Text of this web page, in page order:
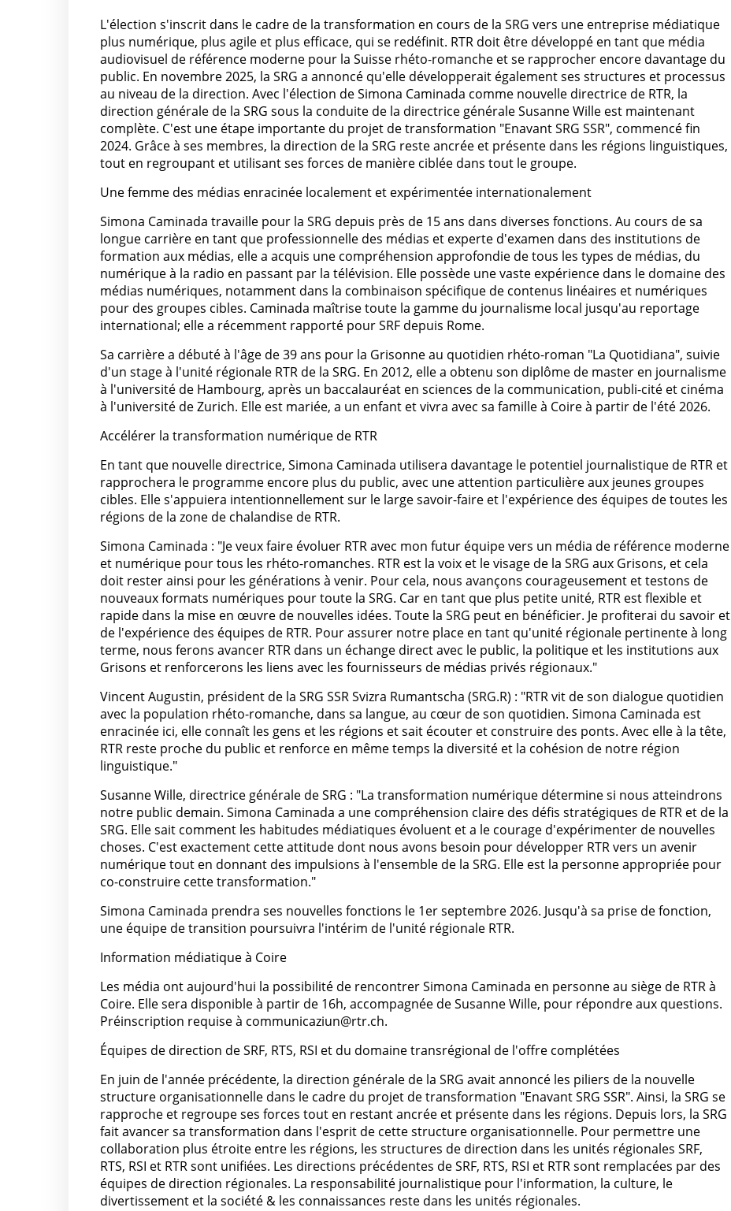
L'élection s'inscrit dans le cadre de la transformation en cours de la SRG vers une entreprise médiatique
plus numérique, plus agile et plus efficace, qui se redéfinit. RTR doit être développé en tant que média
audiovisuel de référence moderne pour la Suisse rhéto-romanche et se rapprocher encore davantage du
public. En novembre 2025, la SRG a annoncé qu'elle développerait également ses structures et processus
au niveau de la direction. Avec l'élection de Simona Caminada comme nouvelle directrice de RTR, la
direction générale de la SRG sous la conduite de la directrice générale Susanne Wille est maintenant
complète. C'est une étape importante du projet de transformation "Enavant SRG SSR", commencé fin
2024. Grâce à ses membres, la direction de la SRG reste ancrée et présente dans les régions linguistiques,
tout en regroupant et utilisant ses forces de manière ciblée dans tout le groupe.
Une femme des médias enracinée localement et expérimentée internationalement
Simona Caminada travaille pour la SRG depuis près de 15 ans dans diverses fonctions. Au cours de sa
longue carrière en tant que professionnelle des médias et experte d'examen dans des institutions de
formation aux médias, elle a acquis une compréhension approfondie de tous les types de médias, du
numérique à la radio en passant par la télévision. Elle possède une vaste expérience dans le domaine des
médias numériques, notamment dans la combinaison spécifique de contenus linéaires et numériques
pour des groupes cibles. Caminada maîtrise toute la gamme du journalisme local jusqu'au reportage
international; elle a récemment rapporté pour SRF depuis Rome.
Sa carrière a débuté à l'âge de 39 ans pour la Grisonne au quotidien rhéto-roman "La Quotidiana", suivie
d'un stage à l'unité régionale RTR de la SRG. En 2012, elle a obtenu son diplôme de master en journalisme
à l'université de Hambourg, après un baccalauréat en sciences de la communication, publi-cité et cinéma
à l'université de Zurich. Elle est mariée, a un enfant et vivra avec sa famille à Coire à partir de l'été 2026.
Accélérer la transformation numérique de RTR
En tant que nouvelle directrice, Simona Caminada utilisera davantage le potentiel journalistique de RTR et
rapprochera le programme encore plus du public, avec une attention particulière aux jeunes groupes
cibles. Elle s'appuiera intentionnellement sur le large savoir-faire et l'expérience des équipes de toutes les
régions de la zone de chalandise de RTR.
Simona Caminada : "Je veux faire évoluer RTR avec mon futur équipe vers un média de référence moderne
et numérique pour tous les rhéto-romanches. RTR est la voix et le visage de la SRG aux Grisons, et cela
doit rester ainsi pour les générations à venir. Pour cela, nous avançons courageusement et testons de
nouveaux formats numériques pour toute la SRG. Car en tant que plus petite unité, RTR est flexible et
rapide dans la mise en œuvre de nouvelles idées. Toute la SRG peut en bénéficier. Je profiterai du savoir et
de l'expérience des équipes de RTR. Pour assurer notre place en tant qu'unité régionale pertinente à long
terme, nous ferons avancer RTR dans un échange direct avec le public, la politique et les institutions aux
Grisons et renforcerons les liens avec les fournisseurs de médias privés régionaux."
Vincent Augustin, président de la SRG SSR Svizra Rumantscha (SRG.R) : "RTR vit de son dialogue quotidien
avec la population rhéto-romanche, dans sa langue, au cœur de son quotidien. Simona Caminada est
enracinée ici, elle connaît les gens et les régions et sait écouter et construire des ponts. Avec elle à la tête,
RTR reste proche du public et renforce en même temps la diversité et la cohésion de notre région
linguistique."
Susanne Wille, directrice générale de SRG : "La transformation numérique détermine si nous atteindrons
notre public demain. Simona Caminada a une compréhension claire des défis stratégiques de RTR et de la
SRG. Elle sait comment les habitudes médiatiques évoluent et a le courage d'expérimenter de nouvelles
choses. C'est exactement cette attitude dont nous avons besoin pour développer RTR vers un avenir
numérique tout en donnant des impulsions à l'ensemble de la SRG. Elle est la personne appropriée pour
co-construire cette transformation."
Simona Caminada prendra ses nouvelles fonctions le 1er septembre 2026. Jusqu'à sa prise de fonction,
une équipe de transition poursuivra l'intérim de l'unité régionale RTR.
Information médiatique à Coire
Les média ont aujourd'hui la possibilité de rencontrer Simona Caminada en personne au siège de RTR à
Coire. Elle sera disponible à partir de 16h, accompagnée de Susanne Wille, pour répondre aux questions.
Préinscription requise à communicaziun@rtr.ch.
Équipes de direction de SRF, RTS, RSI et du domaine transrégional de l'offre complétées
En juin de l'année précédente, la direction générale de la SRG avait annoncé les piliers de la nouvelle
structure organisationnelle dans le cadre du projet de transformation "Enavant SRG SSR". Ainsi, la SRG se
rapproche et regroupe ses forces tout en restant ancrée et présente dans les régions. Depuis lors, la SRG
fait avancer sa transformation dans l'esprit de cette structure organisationnelle. Pour permettre une
collaboration plus étroite entre les régions, les structures de direction dans les unités régionales SRF,
RTS, RSI et RTR sont unifiées. Les directions précédentes de SRF, RTS, RSI et RTR sont remplacées par des
équipes de direction régionales. La responsabilité journalistique pour l'information, la culture, le
divertissement et la société & les connaissances reste dans les unités régionales.